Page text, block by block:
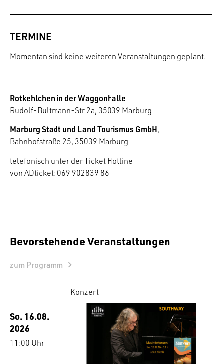
TERMINE
Momentan sind keine weiteren Veranstaltungen geplant.
Rotkehlchen in der Waggonhalle
Rudolf-Bultmann-Str 2a, 35039 Marburg
Marburg Stadt und Land Tourismus GmbH,
Bahnhofstraße 25, 35039 Marburg
telefonisch unter der Ticket Hotline
von ADticket: 069 902839 86
Bevorstehende Veranstaltungen
zum Programm
Konzert
So. 16.08.
2026
11:00 Uhr